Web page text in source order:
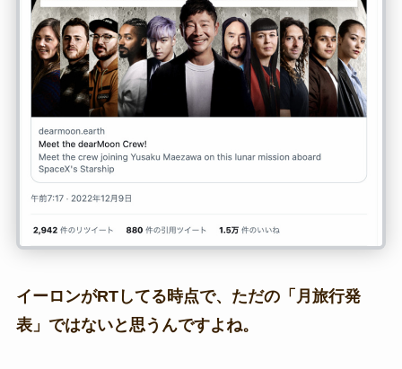
イーロンがRTしてる時点で、ただの「月旅行発
表」ではないと思うんですよね。